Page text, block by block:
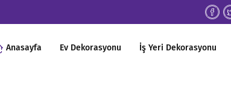
Anasayfa Ev Dekorasyonu İş Yeri Dekorasyonu